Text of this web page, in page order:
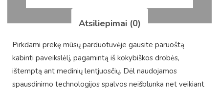
Atsiliepimai (0)
Pirkdami prekę mūsų parduotuvėje gausite paruoštą
kabinti paveikslėlį, pagamintą iš kokybiškos drobės,
ištemptą ant medinių lentjuosčių. Dėl naudojamos
spausdinimo technologijos spalvos neišblunka net veikiant